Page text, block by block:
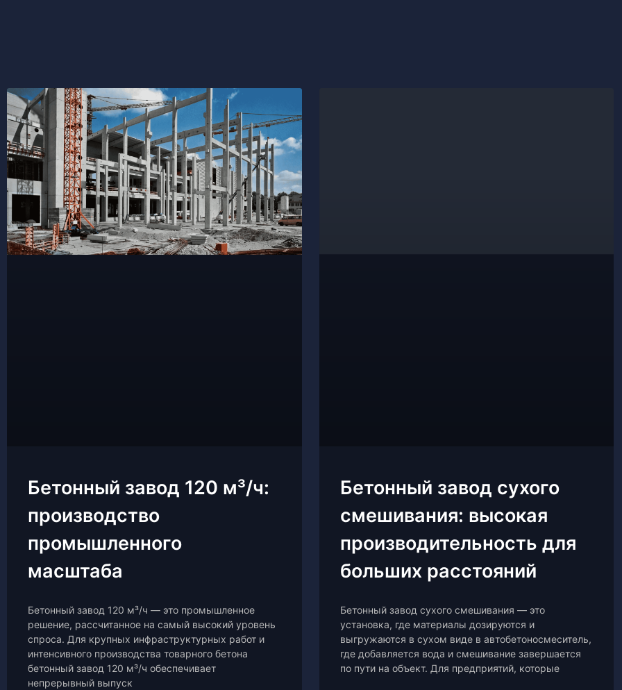
Бетонный завод 120 м³/ч:
производство
промышленного
масштаба
Бетонный завод 120 м³/ч — это промышленное
решение, рассчитанное на самый высокий уровень
спроса. Для крупных инфраструктурных работ и
интенсивного производства товарного бетона
бетонный завод 120 м³/ч обеспечивает
непрерывный выпуск
Бетонный завод сухого
смешивания: высокая
производительность для
больших расстояний
Бетонный завод сухого смешивания — это
установка, где материалы дозируются и
выгружаются в сухом виде в автобетоносмеситель,
где добавляется вода и смешивание завершается
по пути на объект. Для предприятий, которые